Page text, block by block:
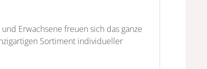
Erwachsene freuen sich das ganze
Sortiment individueller